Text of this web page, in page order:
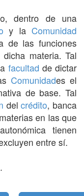
dentro de una
y la Comunidad
de las funciones
dicha materia. Tal
facultad de dictar
Comunidades el
de base. Tal
delcrédito, banca
en las que
tienen
entre sí.